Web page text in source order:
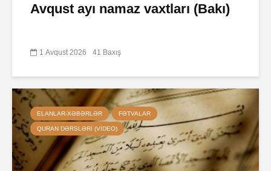
Avqust ayı namaz vaxtları (Bakı)
1 Avqust 2026 41 Baxış
ELANLAR-XƏBƏRLƏR FƏTVALAR
QURAN DƏRSLƏRI (VIDEO)